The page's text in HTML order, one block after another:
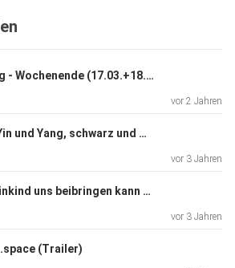
Tarotlegung - Wochenende (17.03.+18.03.)
vor 2 Jahren
Polarität - Yin und Yang, schwarz und weiß & was das mit deinem Leben zu tun hat.
vor 3 Jahren
Was ein Kleinkind uns beibringen kann & was uns als Erwachsene Person verloren geht.
vor 3 Jahren
(Trailer)